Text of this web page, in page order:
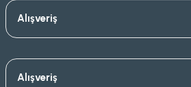
Alışveriş
Alışveriş